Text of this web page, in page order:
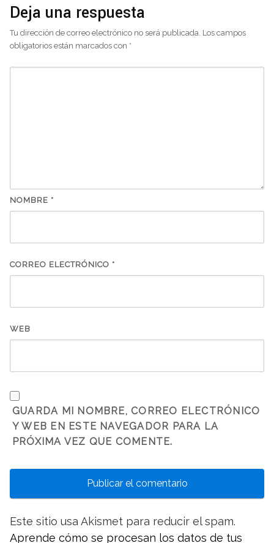
Deja una respuesta
Tu dirección de correo electrónico no será publicada. Los campos
obligatorios están marcados con *
NOMBRE *
CORREO ELECTRÓNICO *
WEB
GUARDA MI NOMBRE, CORREO ELECTRÓNICO
Y WEB EN ESTE NAVEGADOR PARA LA
PRÓXIMA VEZ QUE COMENTE.
Este sitio usa Akismet para reducir el spam.
Aprende cómo se procesan los datos de tus